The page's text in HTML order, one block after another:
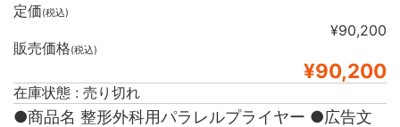
定価(税込)
¥90,200
販売価格(税込)
¥90,200
在庫状態 : 売り切れ
●商品名 整形外科用パラレルプライヤー ●広告文